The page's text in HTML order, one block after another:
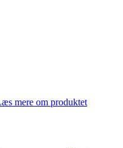
mere om produktet